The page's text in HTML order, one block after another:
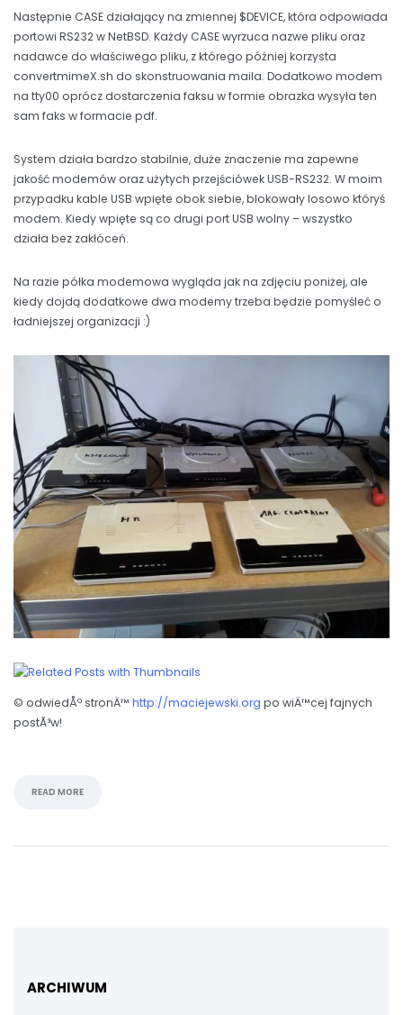
Następnie CASE działający na zmiennej $DEVICE, która odpowiada
portowi RS232 w NetBSD. Każdy CASE wyrzuca nazwe pliku oraz
nadawce do właściwego pliku, z którego później korzysta
convertmimeX.sh do skonstruowania maila. Dodatkowo modem
na tty00 oprócz dostarczenia faksu w formie obrazka wysyła ten
sam faks w formacie pdf.
System działa bardzo stabilnie, duże znaczenie ma zapewne
jakość modemów oraz użytych przejściówek USB-RS232. W moim
przypadku kable USB wpięte obok siebie, blokowały losowo któryś
modem. Kiedy wpięte są co drugi port USB wolny – wszystko
działa bez zakłóceń.
Na razie półka modemowa wygląda jak na zdjęciu poniżej, ale
kiedy dojdą dodatkowe dwa modemy trzeba będzie pomyśleć o
ładniejszej organizacji :)
© odwiedÅº stronÄ™ http://maciejewski.org po wiÄ™cej fajnych
postÃ³w!
READ MORE
ARCHIWUM